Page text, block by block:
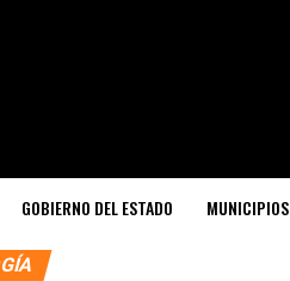
GOBIERNO DEL ESTADO MUNICIPIOS